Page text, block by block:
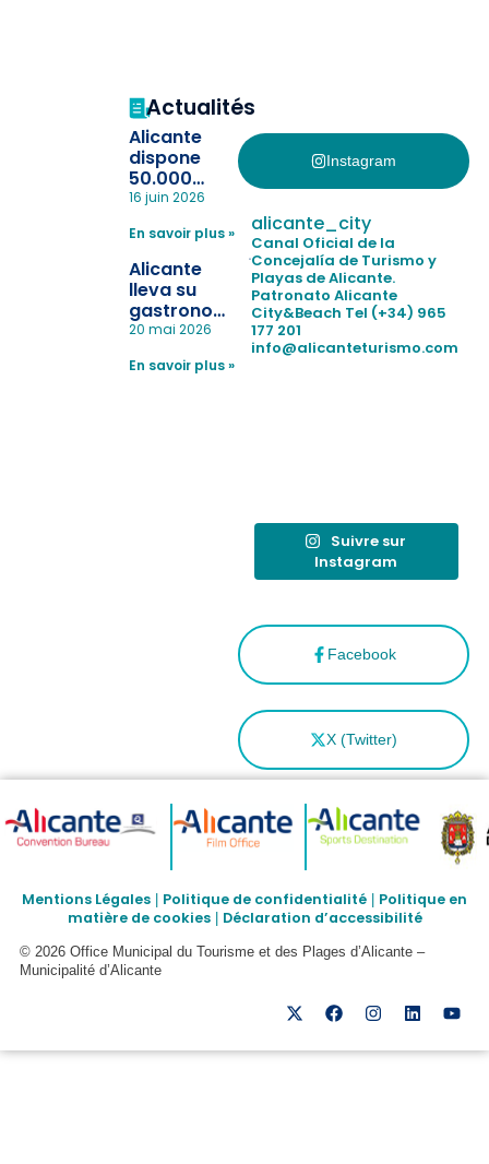
Actualités
Alicante
dispone
50.000
pulseras
la
pérdida de niños
en las
playas y
realiza con
simulacro de socorrismo
16 juin 2026
En savoir plus »
Alicante
lleva su
gastronomía
a Madrid
reforzar el
20 mai 2026
En savoir plus »
Instagram
Facebook
X (Twitter)
alicante_city
Canal Oficial de la
Concejalía de Turismo y
Playas de Alicante.
Patronato Alicante
City&Beach Tel (+34) 965
177 201
info@alicanteturismo.com
Suivre sur
Instagram
Mentions Légales Politique de confidentialité
Politique en
matière de cookies| Déclaration d’accessibilité
© 2026 Office Municipal du Tourisme et des Plages d’Alicante –
Municipalité d’Alicante